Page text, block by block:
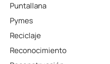
Puntallana
Pymes
Reciclaje
Reconocimiento